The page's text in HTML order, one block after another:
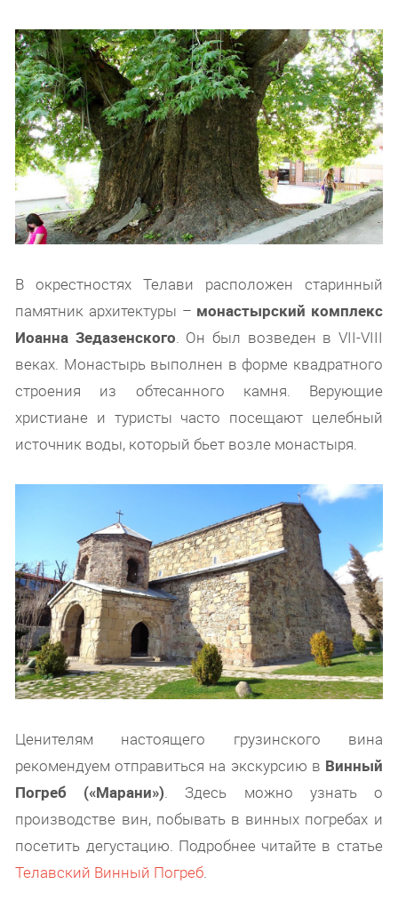
В окрестностях Телави расположен старинный
памятник архитектуры – монастырский комплекс
Иоанна Зедазенского. Он был возведен в VII-VIII
веках. Монастырь выполнен в форме квадратного
строения из обтесанного камня. Верующие
христиане и туристы часто посещают целебный
источник воды, который бьет возле монастыря.
Ценителям настоящего грузинского вина
рекомендуем отправиться на экскурсию в Винный
Погреб («Марани»). Здесь можно узнать о
производстве вин, побывать в винных погребах и
посетить дегустацию. Подробнее читайте в статье
Телавский Винный Погреб.